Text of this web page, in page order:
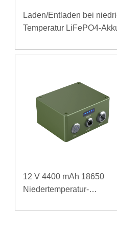
Laden/Entladen bei
Temperatur LiFePO4-
Telekommunikations-
12 V 4400 mAh 18650
Niedertemperatur-